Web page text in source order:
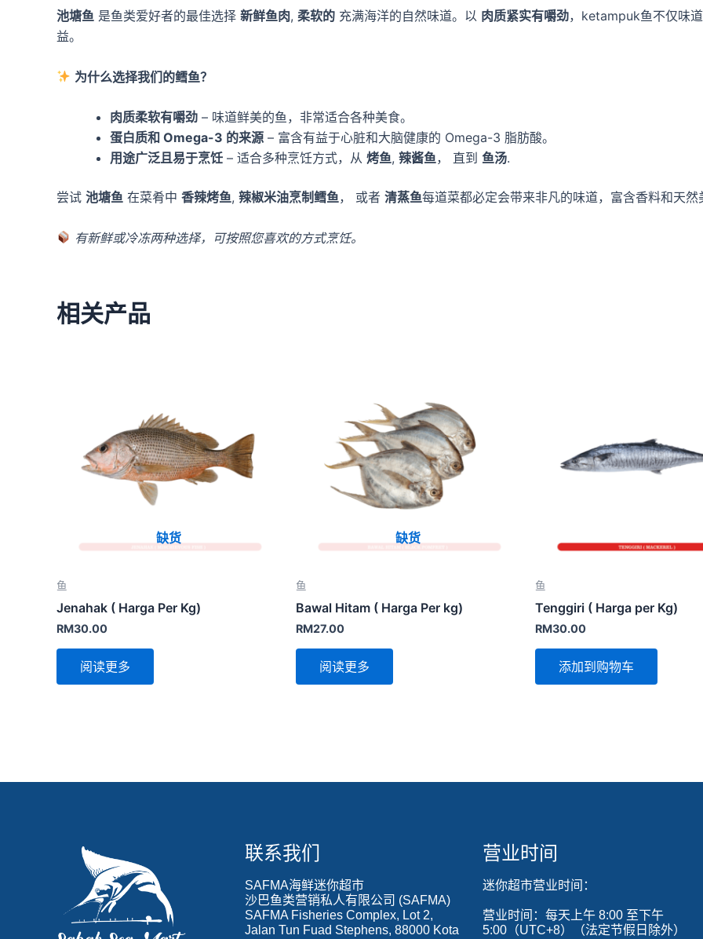
池塘鱼 是鱼类爱好者的最佳选择 新鲜鱼肉, 柔软的 充满海洋的自然味道。以 肉质紧实有嚼劲，ketampuk鱼不仅味
益。
为什么选择我们的鳕鱼？
肉质柔软有嚼劲 – 味道鲜美的鱼，非常适合各种美食。
蛋白质和 Omega-3 的来源 – 富含有益于心脏和大脑健康的 Omega-3 脂肪酸。
用途广泛且易于烹饪 – 适合多种烹饪方式，从 烤鱼, 辣酱鱼， 直到 鱼汤.
尝试 池塘鱼 在菜肴中 香辣烤鱼, 辣椒米油烹制鳕鱼， 或者 清蒸鱼每道菜都必定会带来非凡的味道，富含香料和天然
有新鲜或冷冻两种选择，可按照您喜欢的方式烹饪。
相关产品
缺货
鱼
Jenahak ( Harga Per Kg)
RM30.00
阅读更多
缺货
鱼
Bawal Hitam ( Harga Per kg)
RM27.00
阅读更多
鱼
Tenggiri ( Harga per Kg)
RM30.00
添加到购物车
联系我们
SAFMA海鲜迷你超市
沙巴鱼类营销私人有限公司 (SAFMA)
SAFMA Fisheries Complex, Lot 2,
Jalan Tun Fuad Stephens, 88000 Kota
营业时间
迷你超市营业时间：
营业时间：每天上午 8:00 至下午
5:00（UTC+8）（法定节假日除外）